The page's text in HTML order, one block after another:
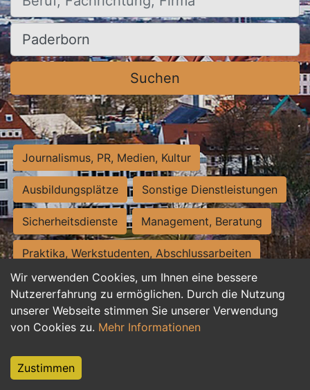
Wir verwenden Cookies, um Ihnen eine bessere
Nutzererfahrung zu ermöglichen. Durch die Nutzung
unserer Webseite stimmen Sie unserer Verwendung
von Cookies zu. Mehr Informationen
Zustimmen
Ort, Stadt
Suchen
Journalismus, PR, Medien, Kultur
Ausbildungsplätze Sonstige Dienstleistungen
Sicherheitsdienste Management, Beratung
Praktika, Werkstudenten, Abschlussarbeiten
Personalwesen Assistenz, Sekretariat
Hilfskräfte, Aushilfs- und Nebenjobs
Weiterbildung, Studium, duale Ausbildung